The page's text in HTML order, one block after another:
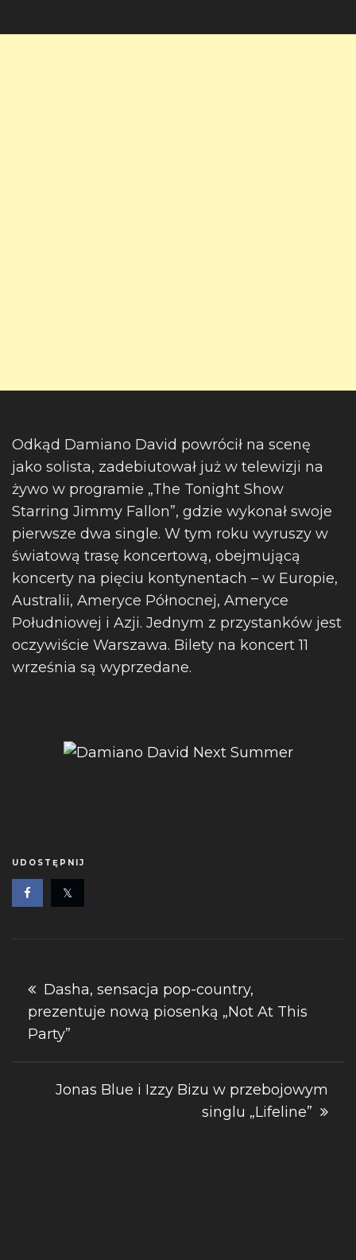
Odkąd Damiano David powrócił na scenę
jako solista, zadebiutował już w telewizji na
żywo w programie „The Tonight Show
Starring Jimmy Fallon”, gdzie wykonał swoje
pierwsze dwa single. W tym roku wyruszy w
światową trasę koncertową, obejmującą
koncerty na pięciu kontynentach – w Europie,
Australii, Ameryce Północnej, Ameryce
Południowej i Azji. Jednym z przystanków jest
oczywiście Warszawa. Bilety na koncert 11
września są wyprzedane.
UDOSTĘPNIJ
Nawigacja
wpisu
Dasha, sensacja pop-country,
prezentuje nową piosenką „Not At This
Party”
Jonas Blue i Izzy Bizu w przebojowym
singlu „Lifeline”